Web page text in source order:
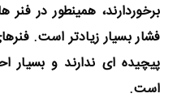
برخوردارند، همینطور در
فشار بسیار زیادتر است.
پیچیده‌ ای ندارند و
است.